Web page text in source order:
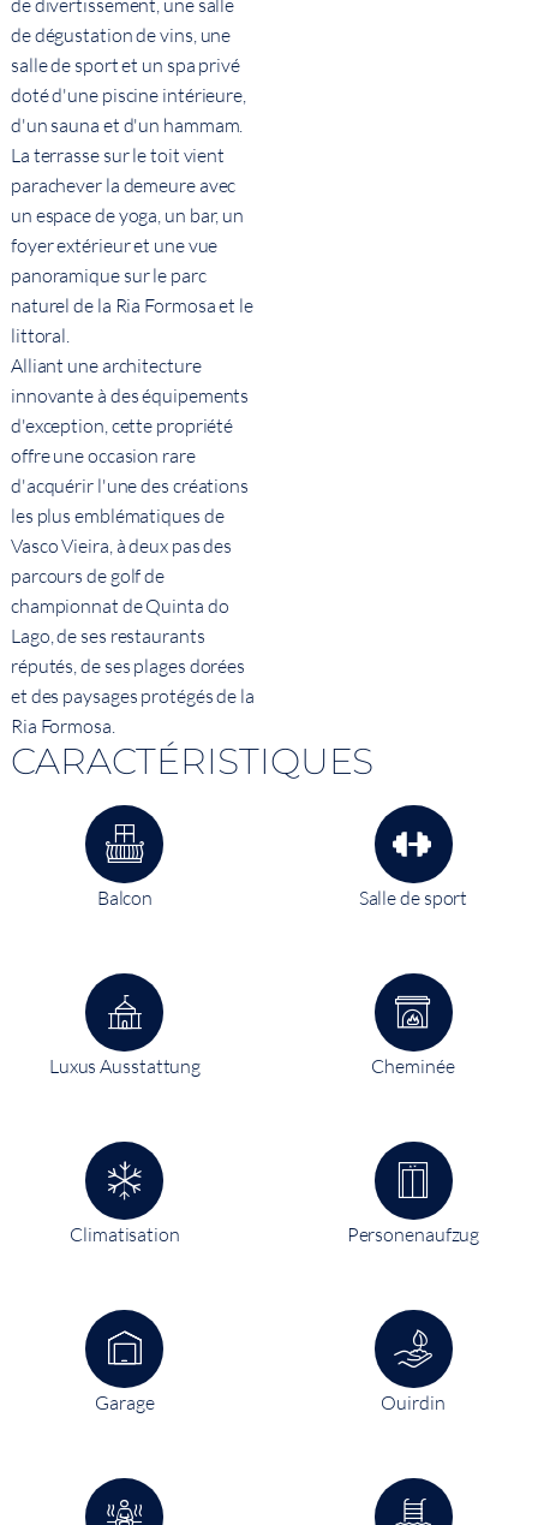
de divertissement, une salle
de dégustation de vins, une
salle de sport et un spa privé
doté d'une piscine intérieure,
d'un sauna et d'un hammam.
La terrasse sur le toit vient
parachever la demeure avec
un espace de yoga, un bar, un
foyer extérieur et une vue
panoramique sur le parc
naturel de la Ria Formosa et le
littoral.
Alliant une architecture
innovante à des équipements
d'exception, cette propriété
offre une occasion rare
d'acquérir l'une des créations
les plus emblématiques de
Vasco Vieira, à deux pas des
parcours de golf de
championnat de Quinta do
Lago, de ses restaurants
réputés, de ses plages dorées
et des paysages protégés de la
Ria Formosa.
CARACTÉRISTIQUES
Balcon Salle de sport
Luxus Ausstattung Cheminée
Climatisation Personenaufzug
Garage Ouirdin